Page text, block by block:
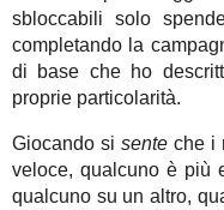
sbloccabili solo
completando la
di base che ho
proprie particolarità.
Giocando si senteche i
veloce, qualcuno è più
qualcuno su un altro,